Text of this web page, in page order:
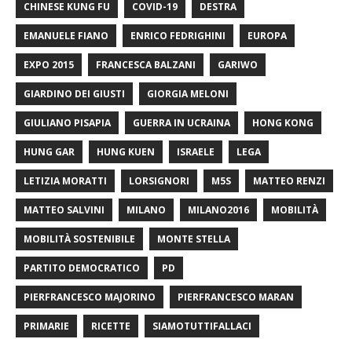
CHINESE KUNG FU COVID-19 DESTRA
EMANUELE FIANO ENRICO FEDRIGHINI EUROPA
EXPO 2015 FRANCESCA BALZANI GARIWO
GIARDINO DEI GIUSTI GIORGIA MELONI
GIULIANO PISAPIA GUERRA IN UCRAINA HONG KONG
HUNG GAR HUNG KUEN ISRAELE LEGA
LETIZIA MORATTI LORSIGNORI M5S MATTEO RENZI
MATTEO SALVINI MILANO MILANO2016 MOBILITÀ
MOBILITÀ SOSTENIBILE MONTE STELLA
PARTITO DEMOCRATICO PD
PIERFRANCESCO MAJORINO PIERFRANCESCO MARAN
PRIMARIE RICETTE SIAMOTUTTIFALLACI